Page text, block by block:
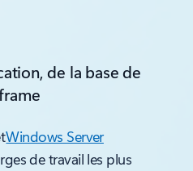
de la base de
Windows Server
de travail les plus